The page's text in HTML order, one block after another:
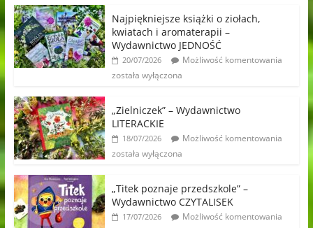
Najpiękniejsze książki o ziołach,
kwiatach i aromaterapii –
Wydawnictwo JEDNOŚĆ
20/07/2026
Możliwość komentowania
została wyłączona
„Zielniczek” – Wydawnictwo
LITERACKIE
18/07/2026
Możliwość komentowania
została wyłączona
„Titek poznaje przedszkole” –
Wydawnictwo CZYTALISEK
17/07/2026
Możliwość komentowania